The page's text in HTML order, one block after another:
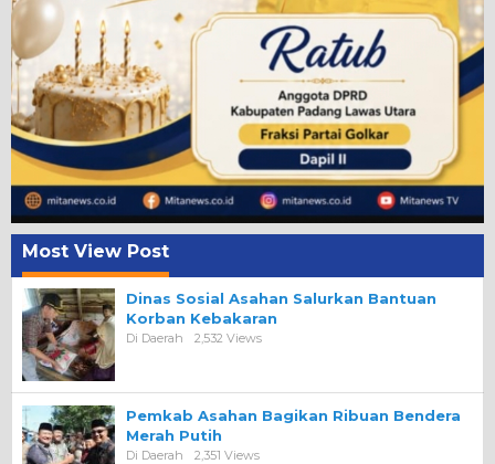
Most View Post
Dinas Sosial Asahan Salurkan Bantuan
Korban Kebakaran
Di Daerah 2,532 Views
Pemkab Asahan Bagikan Ribuan Bendera
Merah Putih
Di Daerah 2,351 Views